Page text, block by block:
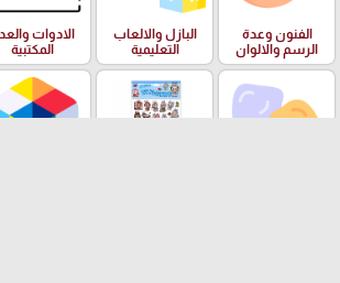
الفنون وعدة
الرسم والالوان
البازل والالعاب
التعليمية
الادوات
المكتبية